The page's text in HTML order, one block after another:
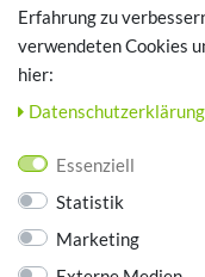
TOP SCHUHTHEMEN
Hausschuhe - Bequeme
Datenschutz
AGB
Impressum
Erfahrung zu
verwendeten Cookies
hier:
Daten­schutz­erklärung
Essenziell
Statistik
Marketing